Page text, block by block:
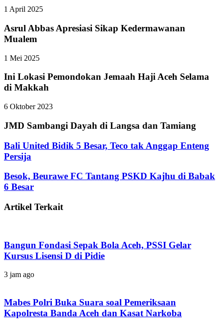
1 April 2025
Asrul Abbas Apresiasi Sikap Kedermawanan
Mualem
1 Mei 2025
Ini Lokasi Pemondokan Jemaah Haji Aceh Selama
di Makkah
6 Oktober 2023
JMD Sambangi Dayah di Langsa dan Tamiang
Bali United Bidik 5 Besar, Teco tak Anggap Enteng
Persija
Besok, Beurawe FC Tantang PSKD Kajhu di Babak
6 Besar
Artikel Terkait
Bangun Fondasi Sepak Bola Aceh, PSSI Gelar
Kursus Lisensi D di Pidie
3 jam ago
Mabes Polri Buka Suara soal Pemeriksaan
Kapolresta Banda Aceh dan Kasat Narkoba